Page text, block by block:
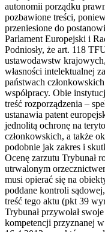
autonomii porządku
pozbawione treści,
przeniesione do
Parlament Europejski i
Podniosły, że art. 118
ustawodawstw
własności intelektualnej
państwach
współpracy. Obie
treść rozporządzenia –
ustanawia patent
jednolitą ochronę na
członkowskich, a także
podobnie jak zakres i
Ocenę zarzutu Trybunał
utrwalonym
musi opierać się na
poddane kontroli
treść tego aktu (pkt 39
Trybunał przywołał
kompetencji przyznanej